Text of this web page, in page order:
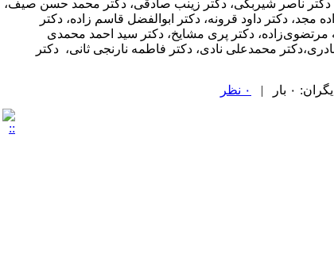
دکتر ناصر شیربگی، دکتر زینب صادقی، دکتر محمد حسن صیف،
مجد، دکتر داود قرونه، دکتر ابوالفضل قاسم زاده، دکتر
مرتضوی‌زاده، دکتر پری مشایخ، دکتر سید احمد محمدی
نادری،دکتر محمدعلی نادی، دکتر فاطمه نارنجی ثانی، دکتر
۰ بار | ۰ نظر